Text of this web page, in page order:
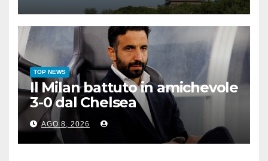
TOP NEWS
Il Milan battuto in amichevole
3-0 dal Chelsea
AGO 8, 2026